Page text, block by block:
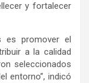
y fortalecer
es promover el
a la calidad
seleccionados
entorno”, indicó